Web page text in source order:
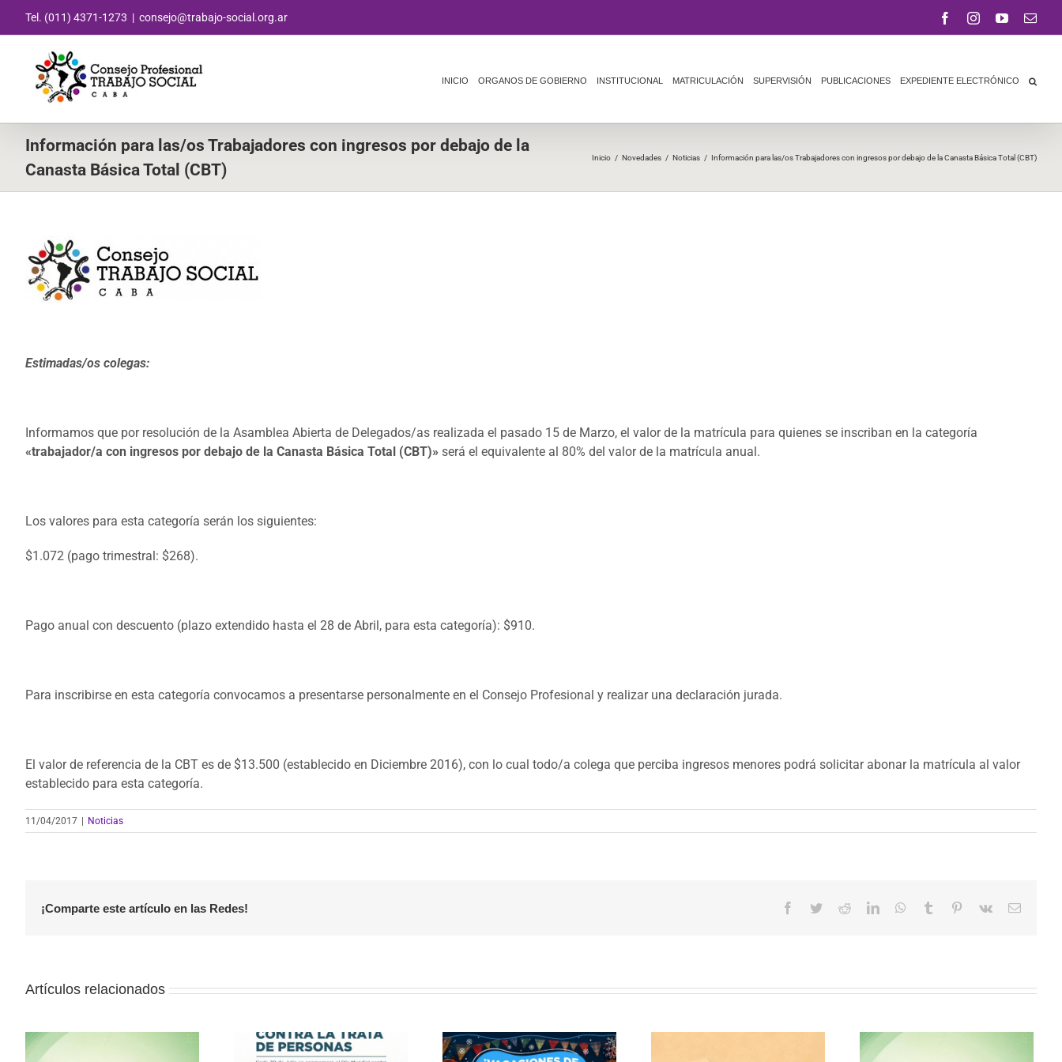
Tel. (011) 4371-1273 | consejo@trabajo-social.org.ar FacebookInstagramYouTube
INICIO ORGANOS DE GOBIERNO INSTITUCIONAL MATRICULACIÓN SUPERVISIÓN PUBLICACIONES EXPEDIENTE ELECTRÓNICO
Información para las/os Trabajadores con ingresos por debajo de la
Canasta Básica Total (CBT)
Inicio / Novedades / Noticias / Información para las/os Trabajadores con ingresos por debajo de la Canasta Básica Total (CBT)
Estimadas/os colegas:
Informamos que por resolución de la Asamblea Abierta de Delegados/as realizada el pasado 15 de Marzo, el valor de la matrícula para quienes se inscriban en la categoría
«trabajador/a con ingresos por debajo de la Canasta Básica Total (CBT)» será el equivalente al 80% del valor de la matrícula anual.
Los valores para esta categoría serán los siguientes:
$1.072 (pago trimestral: $268).
Pago anual con descuento (plazo extendido hasta el 28 de Abril, para esta categoría): $910.
Para inscribirse en esta categoría convocamos a presentarse personalmente en el Consejo Profesional y realizar una declaración jurada.
El valor de referencia de la CBT es de $13.500 (establecido en Diciembre 2016), con lo cual todo/a colega que perciba ingresos menores podrá solicitar abonar la matrícula al valor
establecido para esta categoría.
11/04/2017 Noticias
¡Comparte este artículo en las Redes! Facebook
TwitterRedditLinkedInWhatsApp
Tumblr Pinterest
Vk
Correo
Artículos relacionados